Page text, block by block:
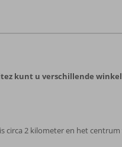
kunt u verschillende
circa 2 kilometer en het